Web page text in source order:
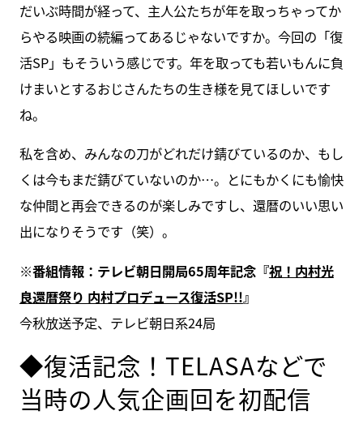
だいぶ時間が経って、主人公たちが年を取っちゃってか
らやる映画の続編ってあるじゃないですか。今回の「復
活SP」もそういう感じです。年を取っても若いもんに負
けまいとするおじさんたちの生き様を見てほしいです
ね。
私を含め、みんなの刀がどれだけ錆びているのか、もし
くは今もまだ錆びていないのか…。とにもかくにも愉快
な仲間と再会できるのが楽しみですし、還暦のいい思い
出になりそうです（笑）。
※番組情報：テレビ朝日開局65周年記念『祝！内村光
良還暦祭り 内村プロデュース復活SP!!』
今秋放送予定、テレビ朝日系24局
◆復活記念！TELASAなどで
当時の人気企画回を初配信